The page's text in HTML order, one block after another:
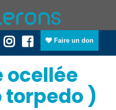
Faire un don
ocellée
torpedo )